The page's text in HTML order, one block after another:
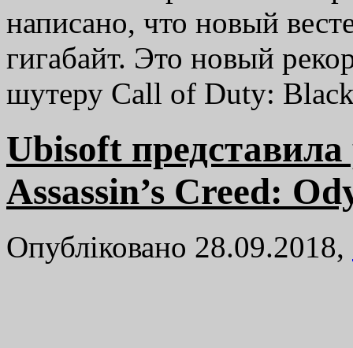
написано, что новый
гигабайт. Это новый
шутеру Call of Duty:
Ubisoft
Assassin’s Creed:
Опубліковано 28.09.2018,